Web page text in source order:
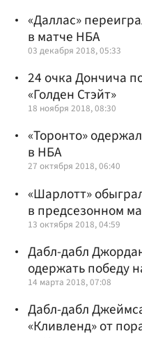
«Даллас»
в матче НБА
03 декабря 2018, 05:33
24 очка Дончича
«Голден Стэйт»
18 ноября 2018, 08:30
«Торонто»
в НБА
27 октября 2018, 06:40
«Шарлотт»
в предсезонном
13 октября 2018, 04:59
Дабл-дабл
одержать победу
14 марта 2018, 07:08
Дабл-дабл
«Кливленд» от